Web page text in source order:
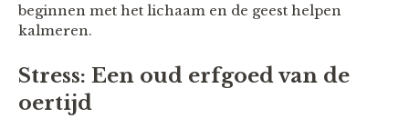
beginnen met het lichaam en de geest helpen
kalmeren.
Stress: Een oud erfgoed van de
oertijd